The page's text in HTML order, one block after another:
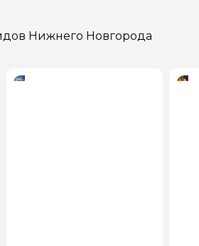
Нижнего Новгорода